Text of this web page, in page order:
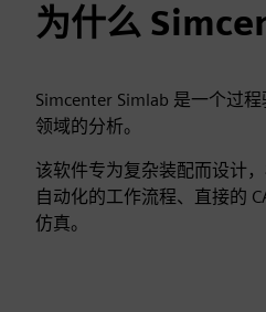
为什么
Simcenter Simlab 是一个过
领域的分析。
该软件专为复杂装配而设计
自动化的工作流程、直接的
仿真。